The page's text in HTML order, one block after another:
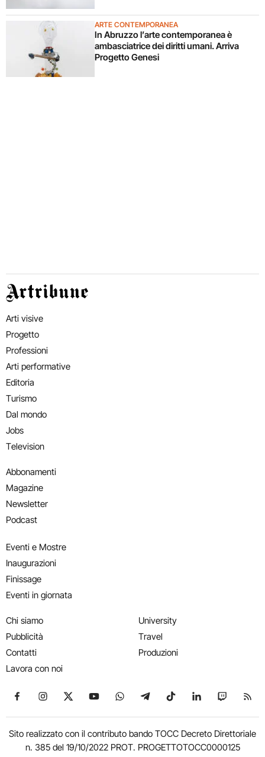
ARTE CONTEMPORANEA
In Abruzzo l’arte contemporanea è
ambasciatrice dei diritti umani. Arriva
Progetto Genesi
Artribune
Arti visive
Progetto
Professioni
Arti performative
Editoria
Turismo
Dal mondo
Jobs
Television
Abbonamenti
Magazine
Newsletter
Podcast
Eventi e Mostre
Inaugurazioni
Finissage
Eventi in giornata
Chi siamo
Pubblicità
Contatti
Lavora con noi
University
Travel
Produzioni
Seguici su Facebook
Seguici su Instagram
Seguici su X
Seguici su YouTube
Seguici su WhatsApp
Seguici su Telegram
Seguici su TikTok
Seguici su
Seguici
Sito realizzato con il contributo bando TOCC Decreto Direttoriale
n. 385 del 19/10/2022 PROT. PROGETTOTOCC0000125